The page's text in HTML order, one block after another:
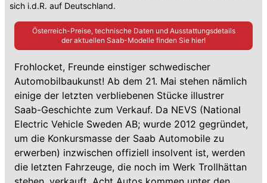
sich i.d.R. auf Deutschland.
Österreich-Preise, technische Daten und Ausstattungsdetails
der aktuellen Saab-Modelle finden Sie hier!
Frohlocket, Freunde einstiger schwedischer
Automobilbaukunst! Ab dem 21. Mai stehen nämlich
einige der letzten verbliebenen Stücke illustrer
Saab-Geschichte zum Verkauf. Da NEVS (National
Electric Vehicle Sweden AB; wurde 2012 gegründet,
um die Konkursmasse der Saab Automobile zu
erwerben) inzwischen offiziell insolvent ist, werden
die letzten Fahrzeuge, die noch im Werk Trollhättan